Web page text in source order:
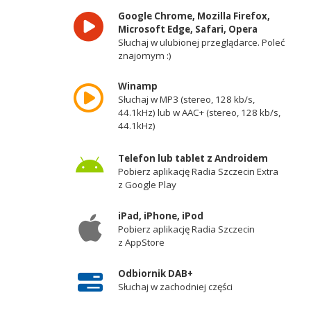
Google Chrome, Mozilla Firefox,
Microsoft Edge, Safari, Opera
Słuchaj w ulubionej przeglądarce. Poleć
znajomym :)
Winamp
Słuchaj w MP3 (stereo, 128 kb/s,
44.1kHz) lub w AAC+ (stereo, 128 kb/s,
44.1kHz)
Telefon lub tablet z Androidem
Pobierz aplikację Radia Szczecin Extra
z Google Play
iPad, iPhone, iPod
Pobierz aplikację Radia Szczecin
z AppStore
Odbiornik DAB+
Słuchaj w zachodniej części